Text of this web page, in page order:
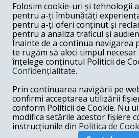
normalizarea relaţiilor cu Rusia,
fundamentalismului islamic,
externe, contracararea Chinei,
cele trei luni de mandat, sistemul a
reeducarea lui Trump în spiritul
folosit tehnica băţului şi a
persuasiunea. A fost hărţuit prin
linşaj mediatic, anchete în
poate ajunge până la
Chestiunea care se pune e dacă
conjuncturală, tactică, până când
consolideze poziţia, sau e
Deocamdată e prea devreme să ne
şi om vedea.
Folosim cookie-uri și tehnologii
pentru a-ți îmbunătăți
pentru a-ți oferi conținut și
pentru a analiza traficul și
Înainte de a continua navigarea
te rugăm să aloci timpul
înțelege conținutul Politicii de
Confidențialitate.
Prin continuarea navigării pe
confirmi acceptarea utilizării
conform Politicii de Cookie. Nu
modifica setările acestor fișiere
instrucțiunile din Politica de